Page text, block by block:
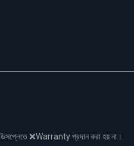
❌Warranty প্রদান করা হয় না।